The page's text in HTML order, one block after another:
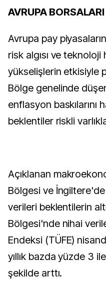
AVRUPA
Avrupa pay
risk algısı ve
yükselişlerin etkisiyle
Bölge genelinde
enflasyon
beklentiler riskli
Açıklanan
Bölgesi ve
verileri beklentilerin
Bölgesi'nde nihai
Endeksi (TÜFE)
yıllık bazda yüzde 3
şekilde arttı.